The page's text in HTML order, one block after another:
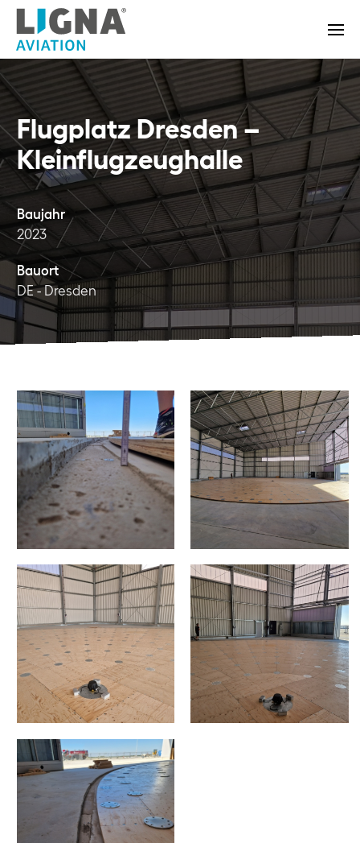
Flugplatz Dresden –
Kleinflugzeughalle
Baujahr
2023
Bauort
DE - Dresden